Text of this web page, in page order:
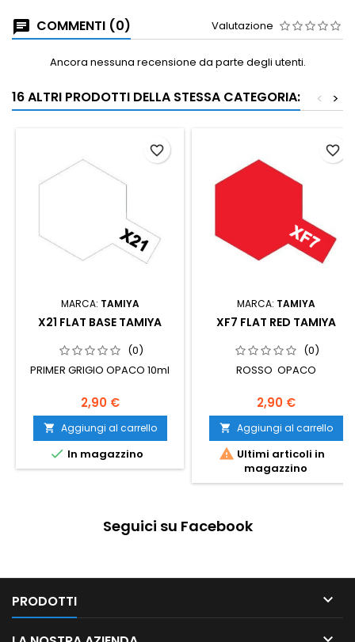
COMMENTI (0) Valutazione
Ancora nessuna recensione da parte degli utenti.
16 ALTRI PRODOTTI DELLA STESSA CATEGORIA: >
<
MARCA: TAMIYA
X21 FLAT BASE TAMIYA
(0)
PRIMER GRIGIO OPACO 10ml
2,90 €
 Aggiungi al carrello
 In magazzino
favorite_border
MARCA: TAMIYA
XF7 FLAT RED TAMIYA
(0)
ROSSO OPACO
2,90 €
 Aggiungi al carrello
 Ultimi articoli in
magazzino
favorite_border
Seguici su Facebook
PRODOTTI 